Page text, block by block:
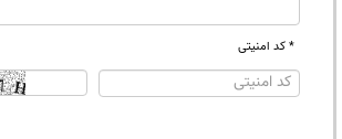
* کد امنیتی